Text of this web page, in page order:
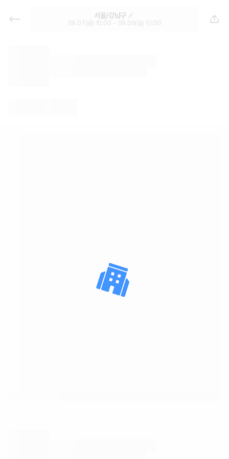
월렌트 팰리세이드 1세대 7인승ㅣ서
울/강남구 렌트카 추천 | 최저가 한눈
서울/강남구
08.07(금) 10:00 ~ 09.06(일) 10:00